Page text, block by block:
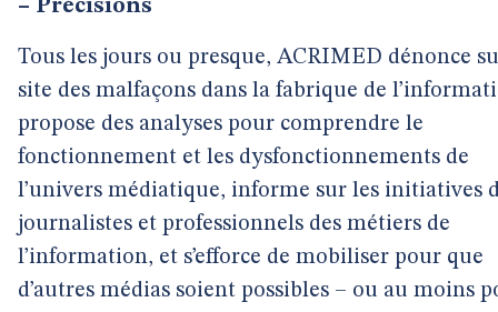
– Précisions
Tous les jours ou presque, ACRIMED dénonce
site des malfaçons dans la fabrique de
propose des analyses pour comprendre le
fonctionnement et les dysfonctionnements de
l’univers médiatique, informe sur les initiatives
journalistes et professionnels des métiers de
l’information, et s’efforce de mobiliser pour que
d’autres médias soient possibles – ou au moins